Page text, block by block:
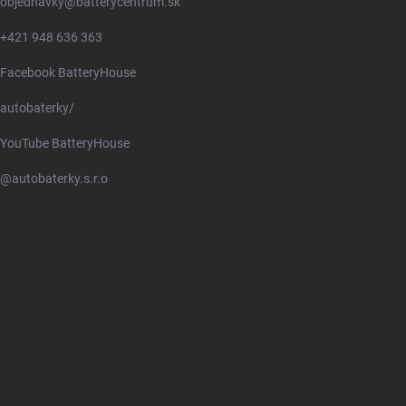
+421 948 636 363
Facebook BatteryHouse
autobaterky/
YouTube BatteryHouse
@autobaterky.s.r.o